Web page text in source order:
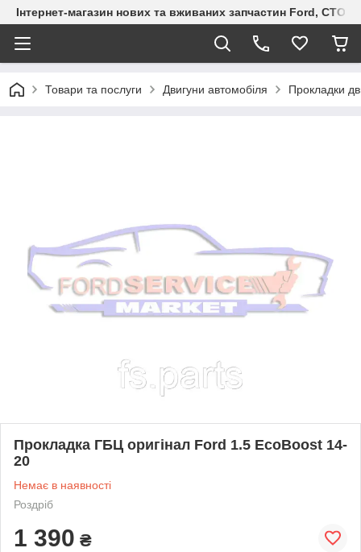
Інтернет-магазин нових та вживаних запчастин Ford, СТО
Товари та послуги Двигуни автомобіля Прокладки
Прокладка ГБЦ оригінал Ford 1.5 EcoBoost 14-
20
Немає в наявності
Роздріб
1 390 ₴